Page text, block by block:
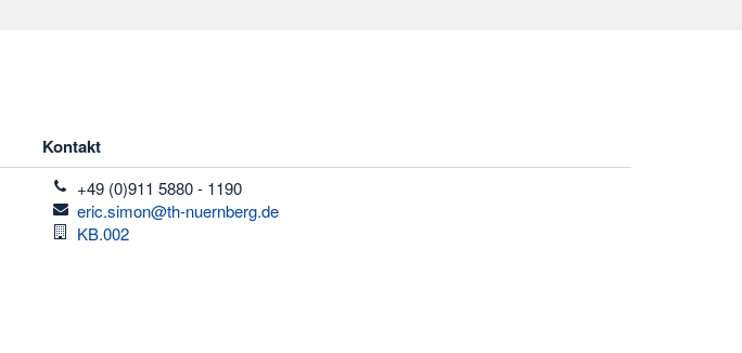
Kontakt
telefon
+49 (0)911 5880 - 1190
email
eric.simon@th-nuernberg.de
Raum
KB.002